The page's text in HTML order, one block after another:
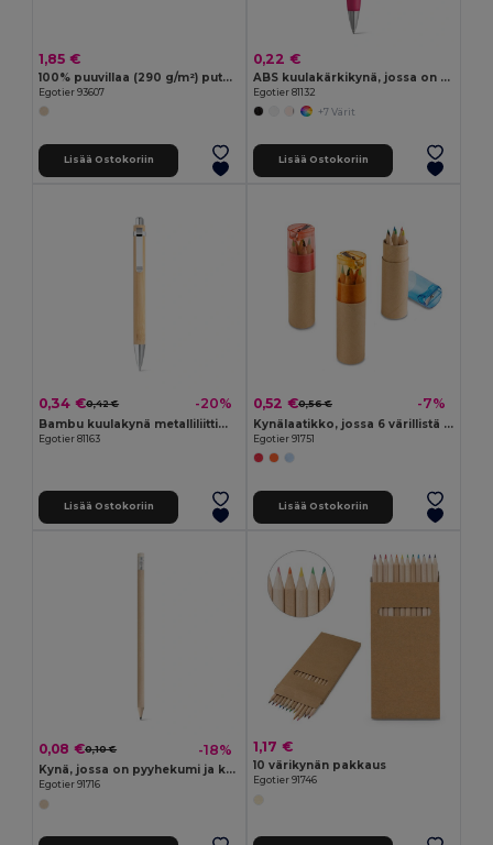
1,85 €
100% puuvillaa (290 g/m²) putkimallinen penaali
Egotier 93607
Lisää Ostokoriin
0,22 €
ABS kuulakärkikynä, jossa on metalliklipsi
Egotier 81132
+7 Värit
Lisää Ostokoriin
0,34 €0,42 € -20%
Bambu kuulakynä metalliliittimellä
Egotier 81163
Lisää Ostokoriin
0,52 €0,56 € -7%
Kynälaatikko, jossa 6 värillistä lyijykynää ja teroitin
Egotier 91751
Lisää Ostokoriin
0,08 €0,10 € -18%
Kynä, jossa on pyyhekumi ja kovuus HB
Egotier 91716
1,17 €
10 värikynän pakkaus
Egotier 91746